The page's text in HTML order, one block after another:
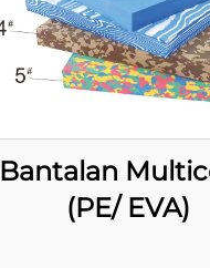
Bantalan
(PE/ EVA)